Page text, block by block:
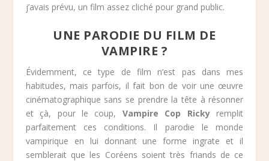
j’avais prévu, un film assez cliché pour grand public.
UNE PARODIE DU FILM DE
VAMPIRE ?
Évidemment, ce type de film n’est pas dans mes
habitudes, mais parfois, il fait bon de voir une œuvre
cinématographique sans se prendre la tête à résonner
et çà, pour le coup, Vampire Cop Rickyremplit
parfaitement ces conditions. Il parodie le monde
vampirique en lui donnant une forme ingrate et il
semblerait que les Coréens soient très friands de ce